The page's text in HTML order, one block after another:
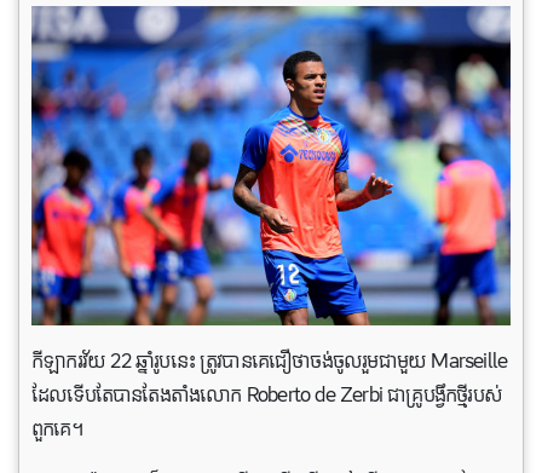
កីឡាករវ័យ 22 ឆ្នាំរូបនេះ ត្រូវបានគេជឿថាចង់ចូលរួមជាមួយ Marseille
ដែលទើបតែបានតែងតាំងលោក Roberto de Zerbi ជាគ្រូបង្វឹកថ្មីរបស់
ពួកគេ។